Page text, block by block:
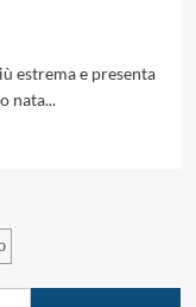
estrema e presenta
nata...